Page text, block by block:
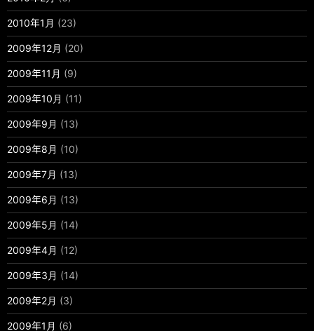
2010年1月 (23)
2009年12月 (20)
2009年11月 (9)
2009年10月 (11)
2009年9月 (13)
2009年8月 (10)
2009年7月 (13)
2009年6月 (13)
2009年5月 (14)
2009年4月 (12)
2009年3月 (14)
2009年2月 (3)
2009年1月 (6)